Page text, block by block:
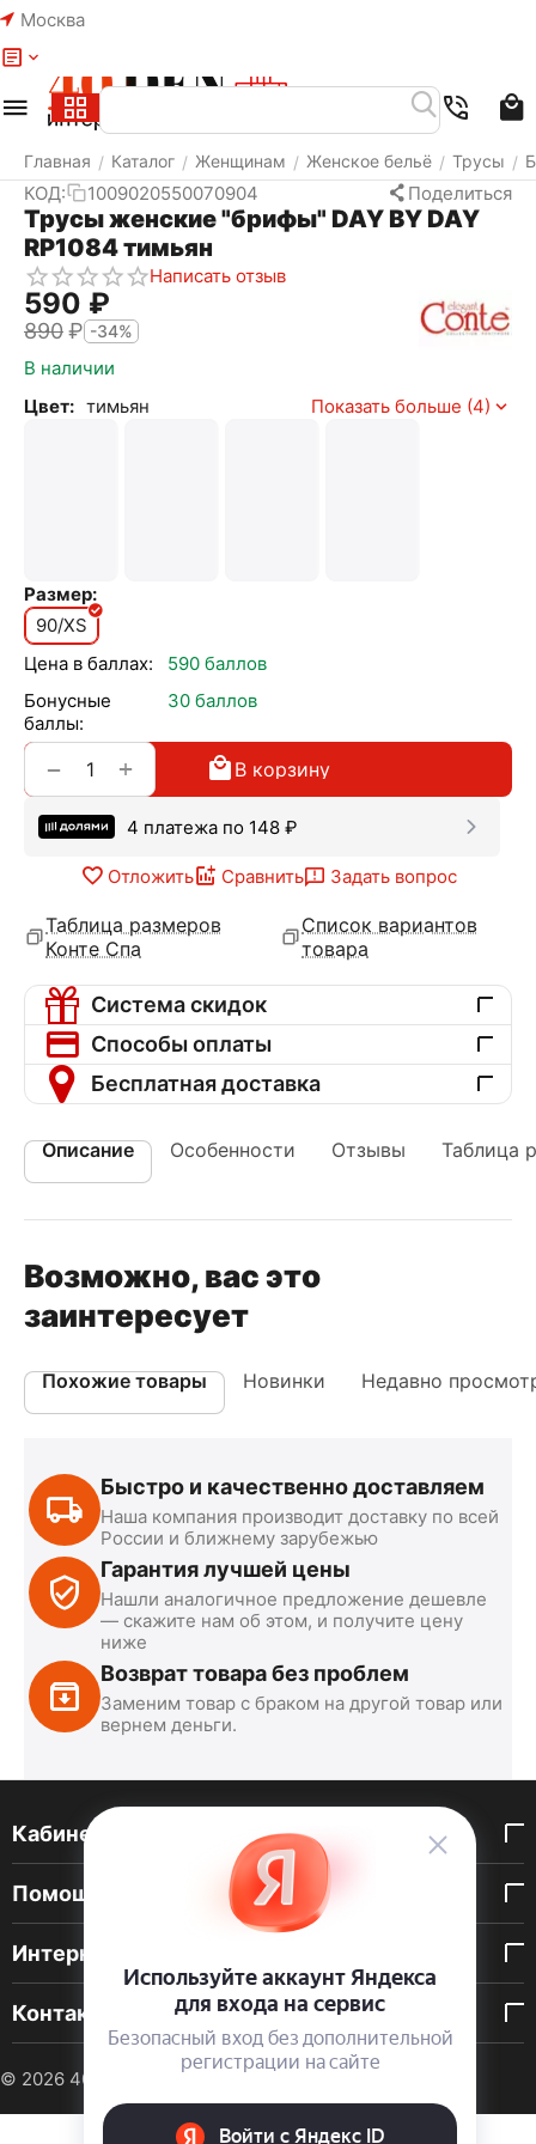
Москва
Главная / Каталог / Женщинам / Женское бельё / Трусы /
КОД: 1009020550070904 Поделиться
Трусы женские "брифы" DAY BY DAY
RP1084 тимьян
Написать отзыв
‍590‍ ₽
‍890‍₽ -34%
В наличии
Цвет: тимьян Показать больше (4)
Размер:
90/XS
Цена в баллах:
590 баллов
Бонусные
баллы:
30 баллов
+
− В корзину
4 платежа по 148 ₽
Отложить Сравнить Задать вопрос
Таблица размеров
Конте Спа
Список вариантов
товара
Система скидок
Способы оплаты
Бесплатная доставка
Описание Особенности Отзывы Таблица
Возможно, вас это
заинтересует
Похожие товары Новинки Недавно
Быстро и качественно доставляем
Наша компания производит доставку по всей
России и ближнему зарубежью
Гарантия лучшей цены
Нашли аналогичное предложение дешевле
— скажите нам об этом, и получите цену
ниже
Возврат товара без проблем
Заменим товар с браком на другой товар или
вернем деньги.
Кабинет покупателя
Помощь покупателю
Интернет-магазин
Контакты
© 2026 40 DEN. Интернет-магазин
Меню